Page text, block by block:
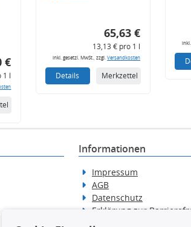
€
1 l
65,63 €
13,13 € pro 1 l
inkl. gesetzl. MwSt., zzgl.Versandkosten
Details Merkzettel
Informationen
Impressum
AGB
Datenschutz
Erklärung zur
Hilfe / Alt-Öl / Batterien